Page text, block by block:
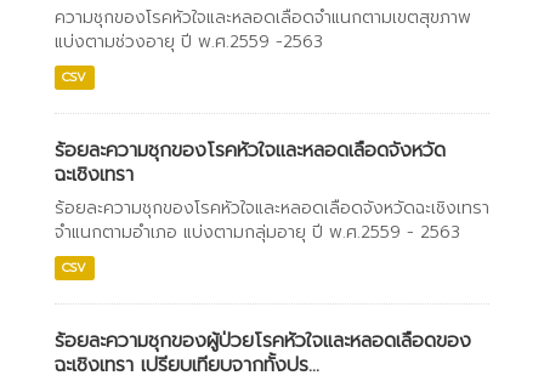
ความชุกของโรคหัวใจและหลอดเลือดจำแนกตามเขตสุขภาพ
แบ่งตามช่วงอายุ ปี พ.ศ.2559 -2563
CSV
ร้อยละความชุกของโรคหัวใจและหลอดเลือดจังหวัด
ฉะเชิงเทรา
ร้อยละความชุกของโรคหัวใจและหลอดเลือดจังหวัดฉะเชิงเทรา
จำแนกตามอำเภอ แบ่งตามกลุ่มอายุ ปี พ.ศ.2559 - 2563
CSV
ร้อยละความชุกของผู้ป่วยโรคหัวใจและหลอดเลือดของ
ฉะเชิงเทรา เปรียบเทียบจากทั้งปร...